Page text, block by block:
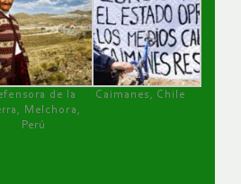
de la
Melchora,
Perú
Caimanes, Chile